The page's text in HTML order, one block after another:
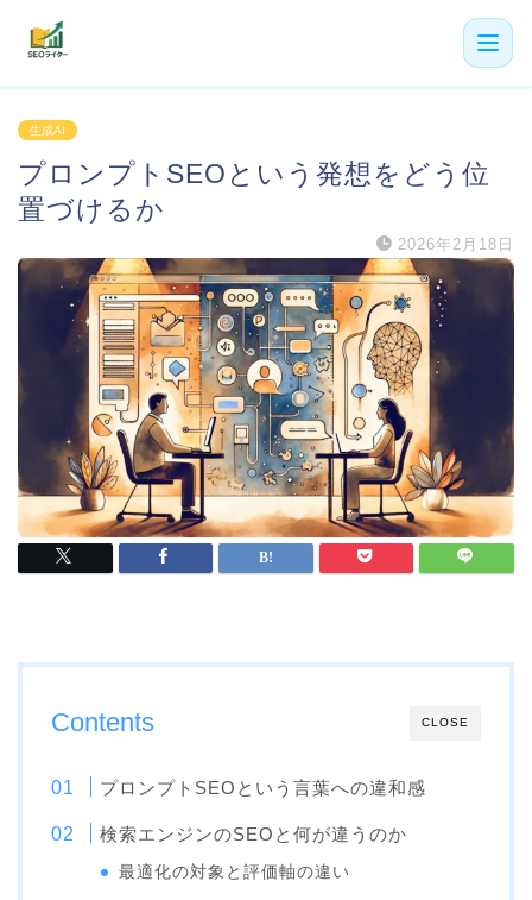
機能
利用者の声
よくある質問
導入事例
お役立ち記事
生成AI
プロンプトSEOという発想をどう位
置づけるか
2026年2月18日
CLOSE
Contents
プロンプトSEOという言葉への違和感
検索エンジンのSEOと何が違うのか
最適化の対象と評価軸の違い